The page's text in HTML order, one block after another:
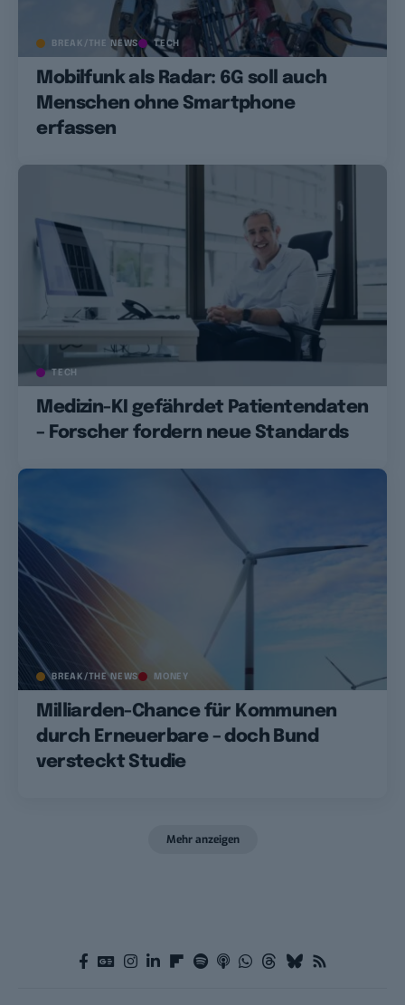
BREAK/THE NEWS TECH
Mobilfunk als Radar: 6G soll auch
Menschen ohne Smartphone
erfassen
TECH
Medizin-KI gefährdet Patientendaten
– Forscher fordern neue Standards
BREAK/THE NEWS MONEY
Milliarden-Chance für Kommunen
durch Erneuerbare – doch Bund
versteckt Studie
Mehr anzeigen